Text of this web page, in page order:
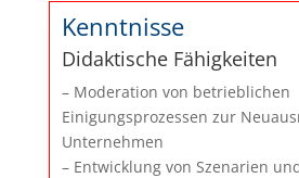
Kenntnisse
Didaktische Fähigkeiten
– Moderation von betrieblichen
Einigungsprozessen zur
Unternehmen
– Entwicklung von Szenarien